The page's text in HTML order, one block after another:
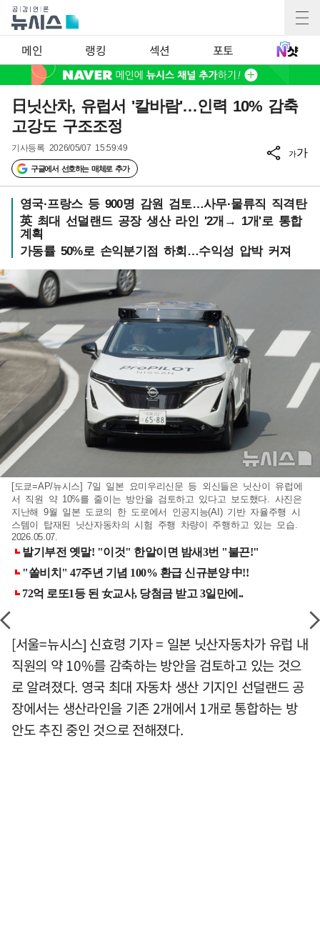
메인 랭킹 섹션 포토
日닛산차, 유럽서 '칼바람'…인력 10% 감축
고강도 구조조정
기사등록 2026/05/07 15:59:49
구글에서 선호하는 매체로 추가
가가
영국·프랑스 등 900명 감원 검토…사무·물류직 직격탄
英 최대 선덜랜드 공장 생산 라인 '2개→ 1개'로 통합
계획
가동률 50%로 손익분기점 하회…수익성 압박 커져
[도쿄=AP/뉴시스] 7일 일본 요미우리신문 등 외신들은 닛산이 유럽에
서 직원 약 10%를 줄이는 방안을 검토하고 있다고 보도했다. 사진은
지난해 9월 일본 도쿄의 한 도로에서 인공지능(AI) 기반 자율주행 시
스템이 탑재된 닛산자동차의 시험 주행 차량이 주행하고 있는 모습.
2026.05.07.
[서울=뉴시스] 신효령 기자 = 일본 닛산자동차가 유럽 내
직원의 약 10%를 감축하는 방안을 검토하고 있는 것으
로 알려졌다. 영국 최대 자동차 생산 기지인 선덜랜드 공
장에서는 생산라인을 기존 2개에서 1개로 통합하는 방
안도 추진 중인 것으로 전해졌다.